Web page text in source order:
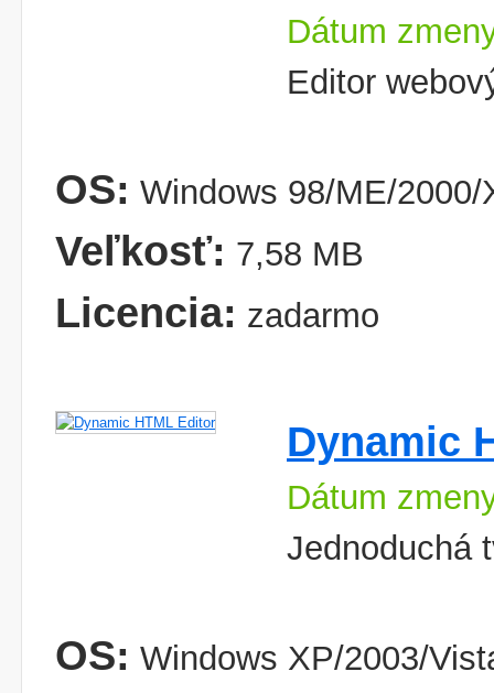
Dátum
Editor
OS: Windows 98/ME/
Veľkosť: 7,58 MB
Licencia: zadarmo
Dynamic
Dátum
Jednoduchá
OS: Windows XP/2003/